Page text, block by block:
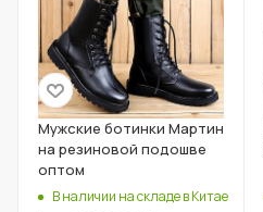
Мужские ботинки Мартин
на резиновой подошве
оптом
В наличии на складе в Китае